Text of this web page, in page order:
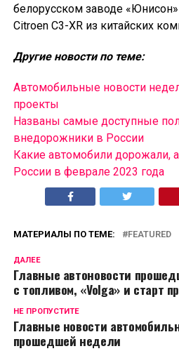
белорусском заводе «Юнисон»
Citroen C3-XR из китайских
Другие новости по теме:
Автомобильные новости
проекты
Названы самые доступные
внедорожники в России
Какие автомобили дорожали,
России в феврале 2023 года
МАТЕРИАЛЫ ПО ТЕМЕ: FEATURED
ДАЛЕЕ
Главные автоновости
с топливом, «Volga» и старт
НЕ ПРОПУСТИТЕ
Главные новости
прошедшей недели